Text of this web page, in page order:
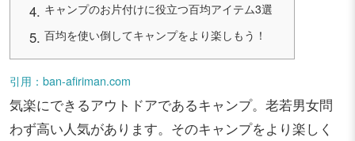
キャンプのお片付けに役立つ百均アイテム3選
百均を使い倒してキャンプをより楽しもう！
引用：ban-afiriman.com
気楽にできるアウトドアであるキャンプ。老若男女問
わず高い人気があります。そのキャンプをより楽しく